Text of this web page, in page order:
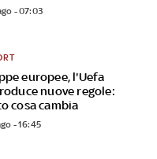
- 07:03
europee, l'Uefa
nuove regole:
cosa cambia
- 16:45